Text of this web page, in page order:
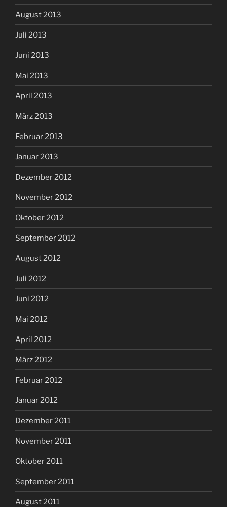
August 2013
Juli 2013
Juni 2013
Mai 2013
April 2013
März 2013
Februar 2013
Januar 2013
Dezember 2012
November 2012
Oktober 2012
September 2012
August 2012
Juli 2012
Juni 2012
Mai 2012
April 2012
März 2012
Februar 2012
Januar 2012
Dezember 2011
November 2011
Oktober 2011
September 2011
August 2011